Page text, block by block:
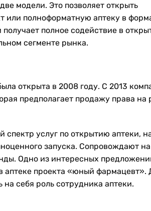
модели. Это позволяет открыть
или полноформатную аптеку в
полное содействие в
сегменте рынка.
открыта в 2008 году. С 2013
предполагает продажу права на
спектр услуг по открытию аптеки,
запуска. Сопровождают на
Одно из интересных
аптеке проекта «юный фармацевт».
на себя роль сотрудника аптеки.